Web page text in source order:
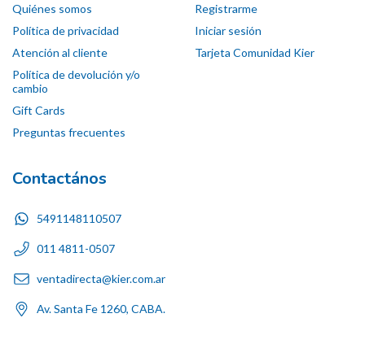
Quiénes somos
Política de privacidad
Atención al cliente
Política de devolución y/o
cambio
Gift Cards
Preguntas frecuentes
Registrarme
Iniciar sesión
Tarjeta Comunidad Kier
Contactános
5491148110507
011 4811-0507
ventadirecta@kier.com.ar
Av. Santa Fe 1260, CABA.